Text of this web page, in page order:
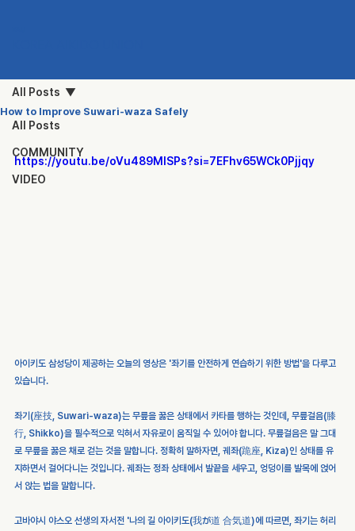
All Posts
COMMUNITY
VIDEO
All Posts
How to Improve Suwari-waza Safely
https://youtu.be/oVu489MlSPs?si=7EFhv65WCk0Pjjqy
아이키도 삼성당이 제공하는 오늘의 영상은 '좌기를 안전하게 연습하기 위한 방법'을 다루고
있습니다.
좌기(座技, Suwari-waza)는 무릎을 꿇은 상태에서 카타를 행하는 것인데, 무릎걸음(膝
行, Shikko)을 필수적으로 익혀서 자유로이 움직일 수 있어야 합니다. 무릎걸음은 말 그대
로 무릎을 꿇은 채로 걷는 것을 말합니다. 정확히 말하자면, 궤좌(跪座, Kiza)인 상태를 유
지하면서 걸어다니는 것입니다. 궤좌는 정좌 상태에서 발끝을 세우고, 엉덩이를 발목에 얹어
서 앉는 법을 말합니다.
고바야시 야스오 선생의 자서전 '나의 길 아이키도(我が道 合気道)에 따르면, 좌기는 허리